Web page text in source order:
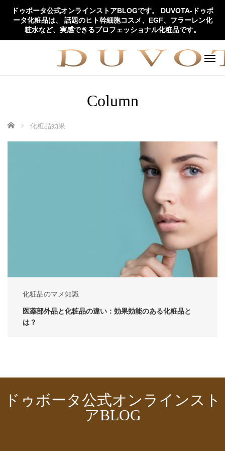
ドゥボータ公式オンラインストアBLOGです。 DUVOTA-ドゥボ
ータ化粧品は、 話題のヒト幹細胞コスメ、EGF、フラーレン化
粧水など、実感できるプロフェッショナル化粧品です。
Column
ホーム 化粧品効果
化粧品のマメ知識
医薬部外品と化粧品の違い：効果効能のある化粧品と
は？
ドゥボータ公式オンラインスト
アBLOG